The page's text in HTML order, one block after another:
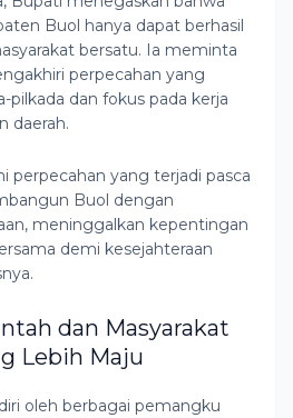
Buol hanya dapat berhasil
bersatu. Ia meminta
perpecahan yang
pilkada dan fokus pada kerja
daerah.
perpecahan yang terjadi pasca
Buol dengan
meninggalkan kepentingan
demi kesejahteraan
dan Masyarakat
Lebih Maju
oleh berbagai pemangku